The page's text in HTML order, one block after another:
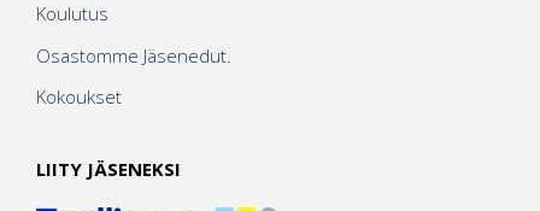
Koulutus
Osastomme Jäsenedut.
Kokoukset
LIITY JÄSENEKSI